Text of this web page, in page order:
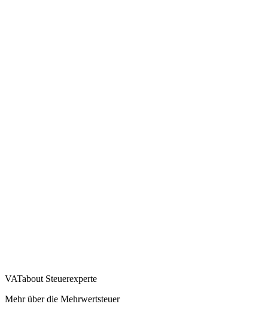
VATabout Steuerexperte
Mehr über die Mehrwertsteuer